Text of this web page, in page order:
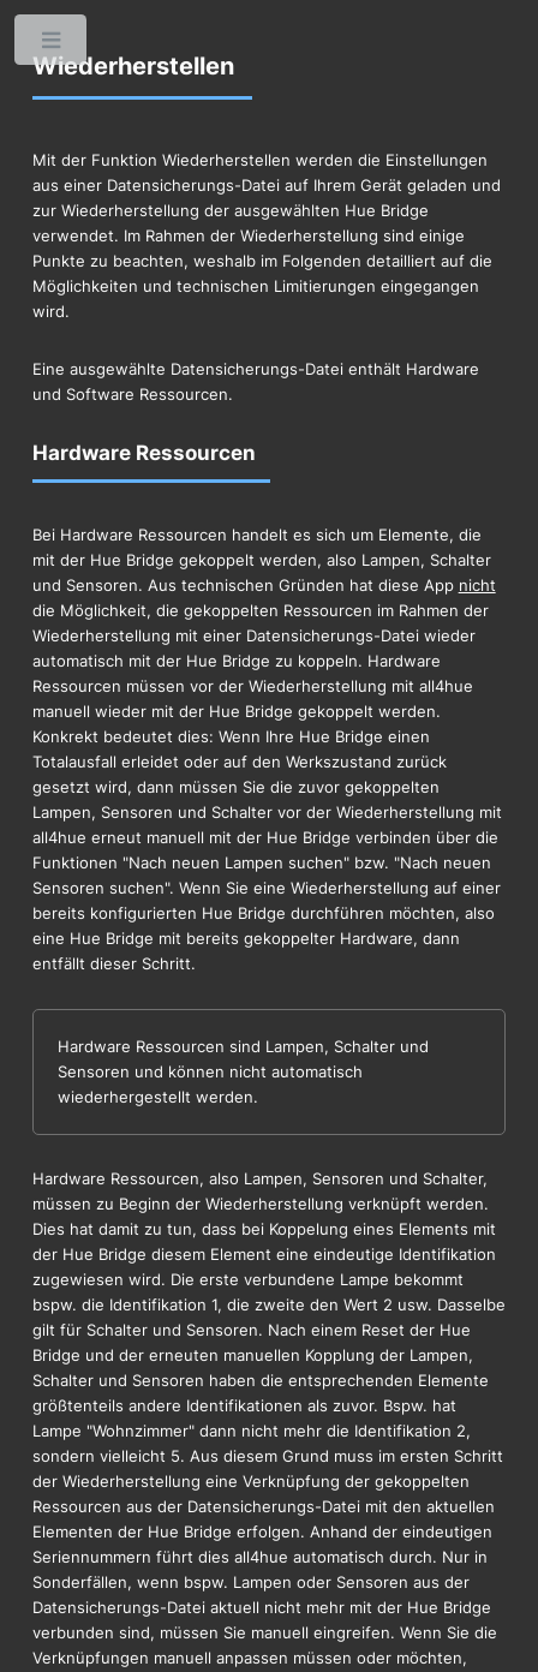
Wiederherstellen
Mit der Funktion Wiederherstellen werden die Einstellungen
aus einer Datensicherungs-Datei auf Ihrem Gerät geladen und
zur Wiederherstellung der ausgewählten Hue Bridge
verwendet. Im Rahmen der Wiederherstellung sind einige
Punkte zu beachten, weshalb im Folgenden detailliert auf die
Möglichkeiten und technischen Limitierungen eingegangen
wird.
Eine ausgewählte Datensicherungs-Datei enthält Hardware
und Software Ressourcen.
Hardware Ressourcen
Bei Hardware Ressourcen handelt es sich um Elemente, die
mit der Hue Bridge gekoppelt werden, also Lampen, Schalter
und Sensoren. Aus technischen Gründen hat diese App nicht
die Möglichkeit, die gekoppelten Ressourcen im Rahmen der
Wiederherstellung mit einer Datensicherungs-Datei wieder
automatisch mit der Hue Bridge zu koppeln. Hardware
Ressourcen müssen vor der Wiederherstellung mit all4hue
manuell wieder mit der Hue Bridge gekoppelt werden.
Konkrekt bedeutet dies: Wenn Ihre Hue Bridge einen
Totalausfall erleidet oder auf den Werkszustand zurück
gesetzt wird, dann müssen Sie die zuvor gekoppelten
Lampen, Sensoren und Schalter vor der Wiederherstellung mit
all4hue erneut manuell mit der Hue Bridge verbinden über die
Funktionen "Nach neuen Lampen suchen" bzw. "Nach neuen
Sensoren suchen". Wenn Sie eine Wiederherstellung auf einer
bereits konfigurierten Hue Bridge durchführen möchten, also
eine Hue Bridge mit bereits gekoppelter Hardware, dann
entfällt dieser Schritt.
Hardware Ressourcen sind Lampen, Schalter und
Sensoren und können nicht automatisch
wiederhergestellt werden.
Hardware Ressourcen, also Lampen, Sensoren und Schalter,
müssen zu Beginn der Wiederherstellung verknüpft werden.
Dies hat damit zu tun, dass bei Koppelung eines Elements mit
der Hue Bridge diesem Element eine eindeutige Identifikation
zugewiesen wird. Die erste verbundene Lampe bekommt
bspw. die Identifikation 1, die zweite den Wert 2 usw. Dasselbe
gilt für Schalter und Sensoren. Nach einem Reset der Hue
Bridge und der erneuten manuellen Kopplung der Lampen,
Schalter und Sensoren haben die entsprechenden Elemente
größtenteils andere Identifikationen als zuvor. Bspw. hat
Lampe "Wohnzimmer" dann nicht mehr die Identifikation 2,
sondern vielleicht 5. Aus diesem Grund muss im ersten Schritt
der Wiederherstellung eine Verknüpfung der gekoppelten
Ressourcen aus der Datensicherungs-Datei mit den aktuellen
Elementen der Hue Bridge erfolgen. Anhand der eindeutigen
Seriennummern führt dies all4hue automatisch durch. Nur in
Sonderfällen, wenn bspw. Lampen oder Sensoren aus der
Datensicherungs-Datei aktuell nicht mehr mit der Hue Bridge
verbunden sind, müssen Sie manuell eingreifen. Wenn Sie die
Verknüpfungen manuell anpassen müssen oder möchten,